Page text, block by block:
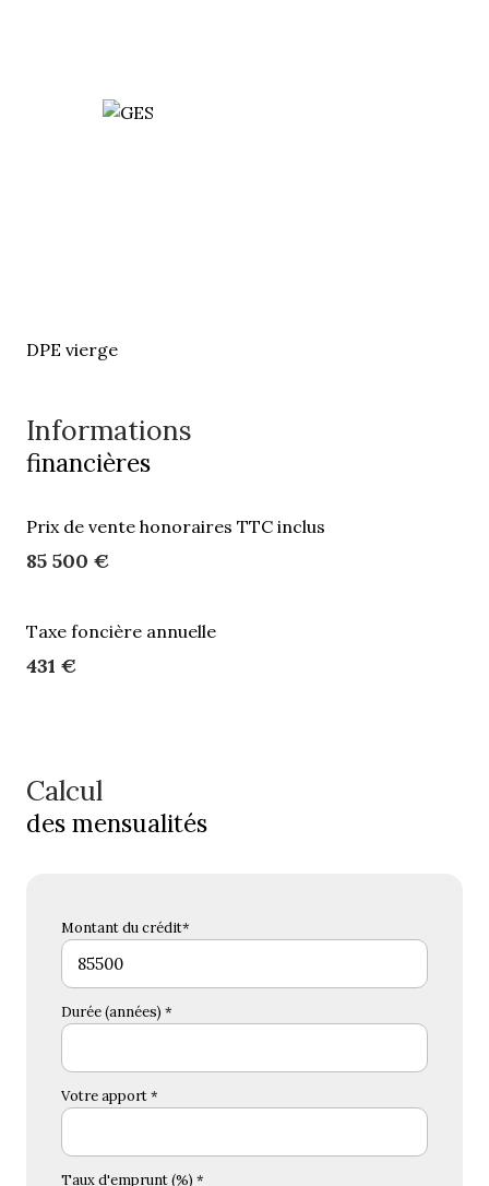
DPE vierge
Informations
financières
Prix de vente honoraires TTC inclus
85 500 €
Taxe foncière annuelle
431 €
Calcul
des mensualités
Montant du crédit*
Durée (années) *
Votre apport *
Taux d'emprunt (%) *